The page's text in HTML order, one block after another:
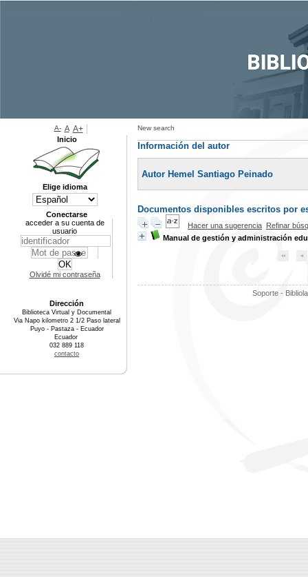
New search
Información del autor
Autor Hemel Santiago Peinado
Documentos disponibles escritos por
Hacer una sugerencia Refinar
Manual de gestión y administración
Soporte -
A- A A+
Inicio
Elige idioma
Conectarse
acceder a su cuenta de
usuario
Olvidé mi contraseña
Dirección
Biblioteca Virtual y Documental
Via Napo kilometro 2 1/2 Paso lateral
Puyo - Pastaza - Ecuador
Ecuador
032 889 118
contacto